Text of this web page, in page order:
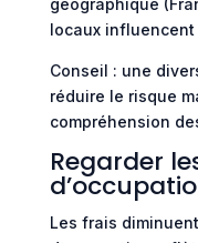
locaux
Conseil : une
réduire le risque
compréhension
Regarder
Les frais